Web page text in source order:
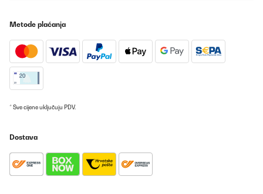
Metode plaćanja
* Sve cijene uključuju PDV.
Dostava